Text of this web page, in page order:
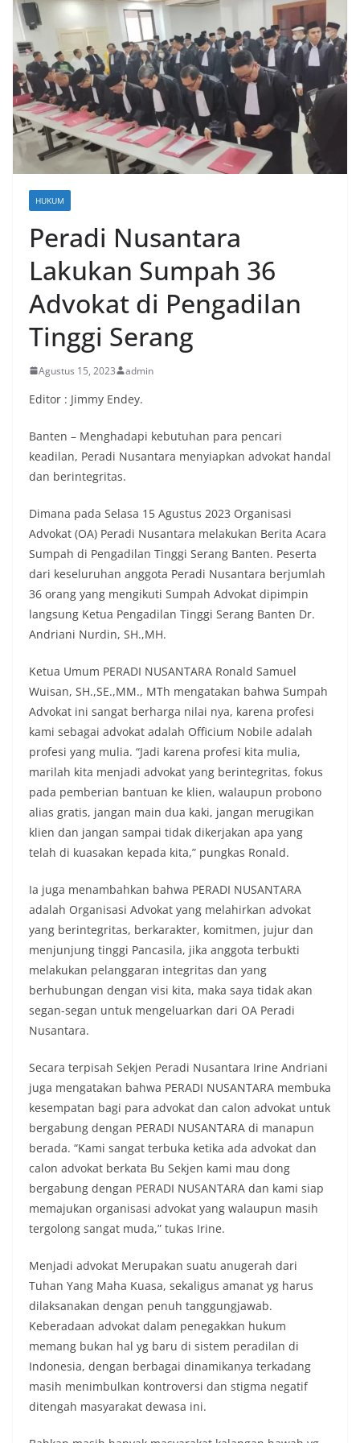
HUKUM
Peradi Nusantara
Lakukan Sumpah 36
Advokat di Pengadilan
Tinggi Serang
Agustus 15, 2023 admin
Editor : Jimmy Endey.
Banten – Menghadapi kebutuhan para pencari
keadilan, Peradi Nusantara menyiapkan advokat handal
dan berintegritas.
Dimana pada Selasa 15 Agustus 2023 Organisasi
Advokat (OA) Peradi Nusantara melakukan Berita Acara
Sumpah di Pengadilan Tinggi Serang Banten. Peserta
dari keseluruhan anggota Peradi Nusantara berjumlah
36 orang yang mengikuti Sumpah Advokat dipimpin
langsung Ketua Pengadilan Tinggi Serang Banten Dr.
Andriani Nurdin, SH.,MH.
Ketua Umum PERADI NUSANTARA Ronald Samuel
Wuisan, SH.,SE.,MM., MTh mengatakan bahwa Sumpah
Advokat ini sangat berharga nilai nya, karena profesi
kami sebagai advokat adalah Officium Nobile adalah
profesi yang mulia. “Jadi karena profesi kita mulia,
marilah kita menjadi advokat yang berintegritas, fokus
pada pemberian bantuan ke klien, walaupun probono
alias gratis, jangan main dua kaki, jangan merugikan
klien dan jangan sampai tidak dikerjakan apa yang
telah di kuasakan kepada kita,” pungkas Ronald.
Ia juga menambahkan bahwa PERADI NUSANTARA
adalah Organisasi Advokat yang melahirkan advokat
yang berintegritas, berkarakter, komitmen, jujur dan
menjunjung tinggi Pancasila, jika anggota terbukti
melakukan pelanggaran integritas dan yang
berhubungan dengan visi kita, maka saya tidak akan
segan-segan untuk mengeluarkan dari OA Peradi
Nusantara.
Secara terpisah Sekjen Peradi Nusantara Irine Andriani
juga mengatakan bahwa PERADI NUSANTARA membuka
kesempatan bagi para advokat dan calon advokat untuk
bergabung dengan PERADI NUSANTARA di manapun
berada. “Kami sangat terbuka ketika ada advokat dan
calon advokat berkata Bu Sekjen kami mau dong
bergabung dengan PERADI NUSANTARA dan kami siap
memajukan organisasi advokat yang walaupun masih
tergolong sangat muda,” tukas Irine.
Menjadi advokat Merupakan suatu anugerah dari
Tuhan Yang Maha Kuasa, sekaligus amanat yg harus
dilaksanakan dengan penuh tanggungjawab.
Keberadaan advokat dalam penegakkan hukum
memang bukan hal yg baru di sistem peradilan di
Indonesia, dengan berbagai dinamikanya terkadang
masih menimbulkan kontroversi dan stigma negatif
ditengah masyarakat dewasa ini.